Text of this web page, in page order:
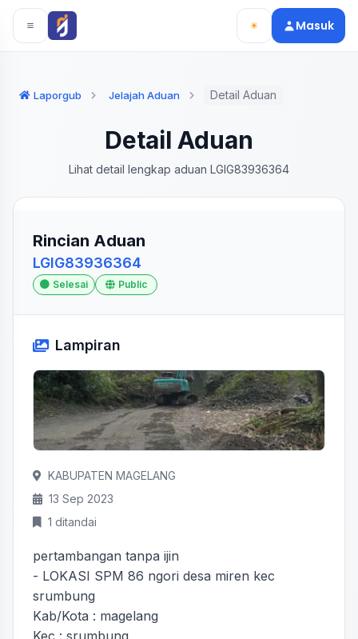
Langsung ke konten utama
Langsung ke navigasi
Masuk
Laporgub Jelajah Aduan Detail Aduan
Detail Aduan
Lihat detail lengkap aduan LGIG83936364
Rincian Aduan
LGIG83936364
Selesai Public
Lampiran
KABUPATEN MAGELANG
13 Sep 2023
1 ditandai
pertambangan tanpa ijin
- LOKASI SPM 86 ngori desa miren kec
srumbung
Kab/Kota : magelang
Kec : srumbung